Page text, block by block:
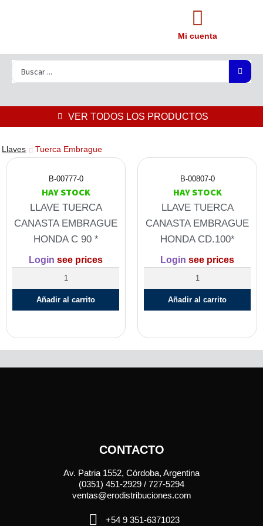
Mi cuenta
VER TODOS LOS PRODUCTOS
Llaves Tuerca Embrague
B-00777-0
HAY STOCK
LLAVE TUERCA
CANASTA EMBRAGUE
HONDA C 90 *
Login see prices
Añadir al carrito
B-00807-0
HAY STOCK
LLAVE TUERCA
CANASTA EMBRAGUE
HONDA CD.100*
Login see prices
Añadir al carrito
CONTACTO
Av. Patria 1552, Córdoba, Argentina
(0351) 451-2929 / 727-5294
ventas@erodistribuciones.com
+54 9 351-6371023